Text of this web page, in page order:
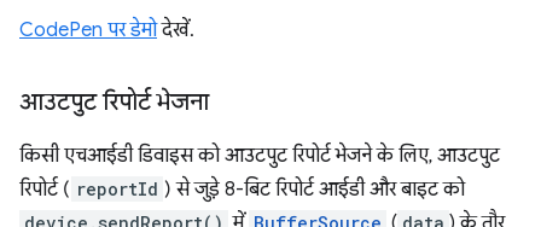
CodePen पर डेमोदेखें.
आउटपुट रिपोर्ट भेजना
किसी एचआईडी डिवाइस को आउटपुट रिपोर्ट भेजने के लिए, आउटपुट
रिपोर्ट ( reportId ) से जुड़े 8-बिट रिपोर्ट आईडी और बाइट को